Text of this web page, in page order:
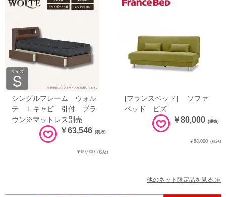
シングルフレーム ウォル
テ Ｌキャビ 引付 ブラ
ウン※マットレス別売
￥63,546 (税抜)
￥69,900 (税込)
[フランスベッド] ソファ
ベッド ピズ
￥80,000 (税抜)
￥88,000 (税込)
他のネット限定品を見る ≫